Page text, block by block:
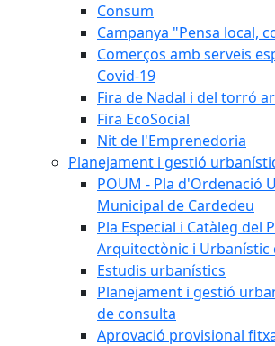
Consum
Campanya "Pensa local,
Comerços amb serveis
Covid-19
Fira de Nadal i del torró
Fira EcoSocial
Nit de l'Emprenedoria
Planejament i gestió
POUM - Pla d'Ordenació
Municipal de Cardedeu
Pla Especial i Catàleg del
Arquitectònic i Urbanístic
Estudis urbanístics
Planejament i gestió
de consulta
Aprovació provisional fitxa